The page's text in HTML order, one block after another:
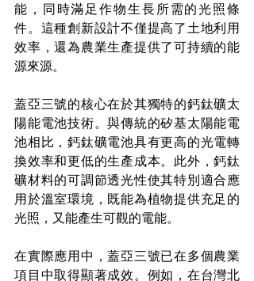
能，同時滿足作物生長所需的光照條
件。這種創新設計不僅提高了土地利用
效率，還為農業生產提供了可持續的能
源來源。
蓋亞三號的核心在於其獨特的鈣鈦礦太
陽能電池技術。與傳統的矽基太陽能電
池相比，鈣鈦礦電池具有更高的光電轉
換效率和更低的生產成本。此外，鈣鈦
礦材料的可調節透光性使其特別適合應
用於溫室環境，既能為植物提供充足的
光照，又能產生可觀的電能。
在實際應用中，蓋亞三號已在多個農業
項目中取得顯著成效。例如，在台灣北